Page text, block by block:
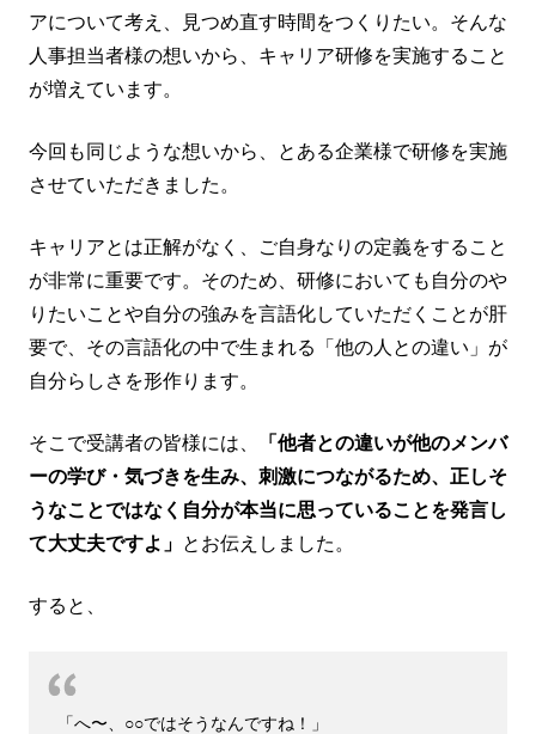
アについて考え、見つめ直す時間をつくりたい。そんな
人事担当者様の想いから、キャリア研修を実施すること
が増えています。
今回も同じような想いから、とある企業様で研修を実施
させていただきました。
キャリアとは正解がなく、ご自身なりの定義をすること
が非常に重要です。そのため、研修においても自分のや
りたいことや自分の強みを言語化していただくことが肝
要で、その言語化の中で生まれる「他の人との違い」が
自分らしさを形作ります。
そこで受講者の皆様には、
「他者との違いが他のメンバ
ーの学び・気づきを生み、刺激につながるため、正しそ
うなことではなく自分が本当に思っていることを発言し
て大丈夫ですよ」 とお伝えしました。
すると、
「へ〜、○○ではそうなんですね！」